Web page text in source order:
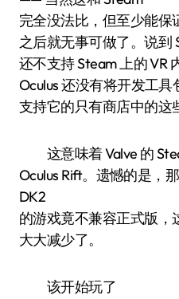
完全没法比，但至少能保
之后就无事可做了。说到
还不支持 Steam 上的 VR
Oculus 还没有将开发工具
支持它的只有商店中的这
这意味着 Valve 的
Oculus Rift。遗憾的是，
DK2
的游戏竟不兼容正式版，
大大减少了。
该开始玩了